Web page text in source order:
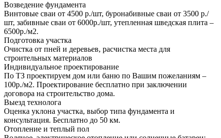
Возведение фундамента
Винтовые сваи от 4500 р./шт, буронабивные сваи от 3500 р./
шт, забивные сваи от 6000р./шт, утепленная шведская плита –
6500р./м2.
Подготовка участка
Очистка от пней и деревьев, расчистка места для
строительных материалов
Индивидуальное проектирование
По ТЗ проектируем дом или баню по Вашим пожеланиям –
100р./м2. Проектирование бесплатно при заключении
договора на строительство дома.
Выезд технолога
Оценка уклона участка, выбор типа фундамента и
консультация. Бесплатно до 50 км.
Отопление и теплый пол